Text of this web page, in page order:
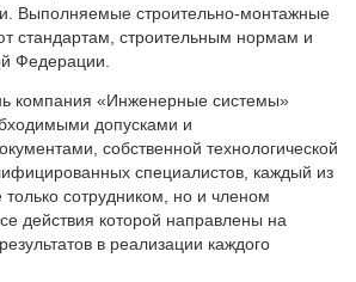
Выполняемые строительно-монтажные
стандартам, строительным нормам и
Федерации.
компания «Инженерные системы»
допусками и
собственной технологической
специалистов, каждый из
только сотрудником, но и членом
действия которой направлены на
в реализации каждого